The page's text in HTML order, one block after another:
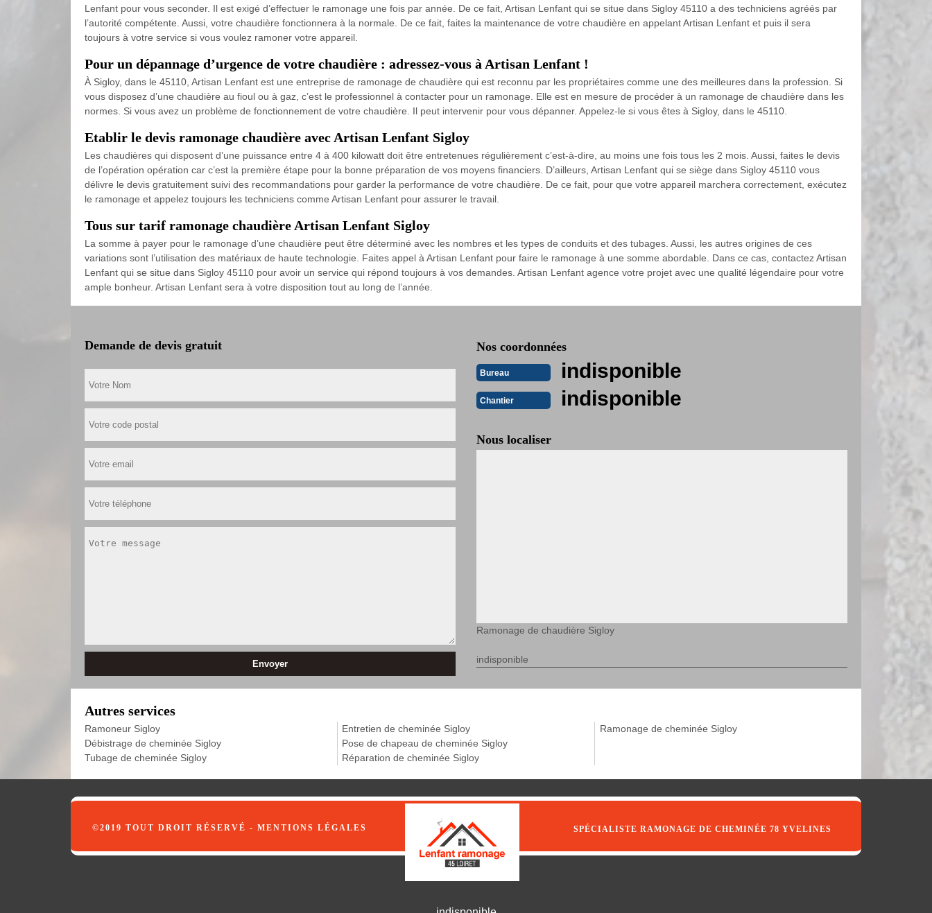
Lenfant pour vous seconder. Il est exigé d’effectuer le ramonage une fois par année. De ce fait, Artisan Lenfant qui se situe dans Sigloy 45110 a des techniciens agréés par
l’autorité compétente. Aussi, votre chaudière fonctionnera à la normale. De ce fait, faites la maintenance de votre chaudière en appelant Artisan Lenfant et puis il sera
toujours à votre service si vous voulez ramoner votre appareil.
Pour un dépannage d’urgence de votre chaudière : adressez-vous à Artisan Lenfant !
À Sigloy, dans le 45110, Artisan Lenfant est une entreprise de ramonage de chaudière qui est reconnu par les propriétaires comme une des meilleures dans la profession. Si
vous disposez d’une chaudière au fioul ou à gaz, c’est le professionnel à contacter pour un ramonage. Elle est en mesure de procéder à un ramonage de chaudière dans les
normes. Si vous avez un problème de fonctionnement de votre chaudière. Il peut intervenir pour vous dépanner. Appelez-le si vous êtes à Sigloy, dans le 45110.
Etablir le devis ramonage chaudière avec Artisan Lenfant Sigloy
Les chaudières qui disposent d’une puissance entre 4 à 400 kilowatt doit être entretenues régulièrement c’est-à-dire, au moins une fois tous les 2 mois. Aussi, faites le devis
de l’opération opération car c’est la première étape pour la bonne préparation de vos moyens financiers. D’ailleurs, Artisan Lenfant qui se siège dans Sigloy 45110 vous
délivre le devis gratuitement suivi des recommandations pour garder la performance de votre chaudière. De ce fait, pour que votre appareil marchera correctement, exécutez
le ramonage et appelez toujours les techniciens comme Artisan Lenfant pour assurer le travail.
Tous sur tarif ramonage chaudière Artisan Lenfant Sigloy
La somme à payer pour le ramonage d’une chaudière peut être déterminé avec les nombres et les types de conduits et des tubages. Aussi, les autres origines de ces
variations sont l’utilisation des matériaux de haute technologie. Faites appel à Artisan Lenfant pour faire le ramonage à une somme abordable. Dans ce cas, contactez Artisan
Lenfant qui se situe dans Sigloy 45110 pour avoir un service qui répond toujours à vos demandes. Artisan Lenfant agence votre projet avec une qualité légendaire pour votre
ample bonheur. Artisan Lenfant sera à votre disposition tout au long de l’année.
Demande de devis gratuit Nos coordonnées
Bureau indisponible
Chantier indisponible
Nous localiser
Ramonage de chaudière Sigloy
indisponible
Autres services
Ramoneur Sigloy
Débistrage de cheminée Sigloy
Tubage de cheminée Sigloy
Entretien de cheminée Sigloy
Pose de chapeau de cheminée Sigloy
Réparation de cheminée Sigloy
Ramonage de cheminée Sigloy
©2019 TOUT DROIT RÉSERVÉ - MENTIONS LÉGALES SPÉCIALISTE RAMONAGE DE CHEMINÉE 78 YVELINES